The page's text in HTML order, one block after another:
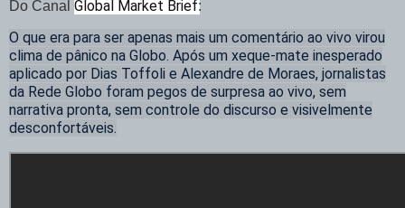
Do Canal Global Market Brief:
O que era para ser apenas mais um comentário ao vivo virou
clima de pânico na Globo. Após um xeque-mate inesperado
aplicado por Dias Toffoli e Alexandre de Moraes, jornalistas
da Rede Globo foram pegos de surpresa ao vivo, sem
narrativa pronta, sem controle do discurso e visivelmente
desconfortáveis.